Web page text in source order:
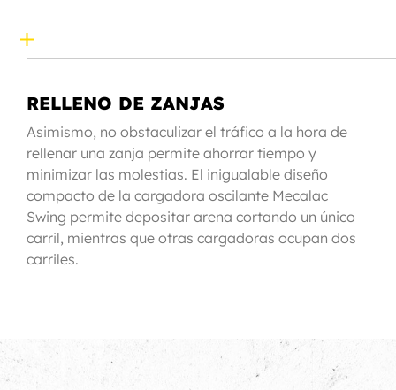
RELLENO DE ZANJAS
Asimismo, no obstaculizar el tráfico a la hora de
rellenar una zanja permite ahorrar tiempo y
minimizar las molestias. El inigualable diseño
compacto de la cargadora oscilante Mecalac
Swing permite depositar arena cortando un único
carril, mientras que otras cargadoras ocupan dos
carriles.